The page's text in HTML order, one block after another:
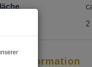
2
Preisinformation